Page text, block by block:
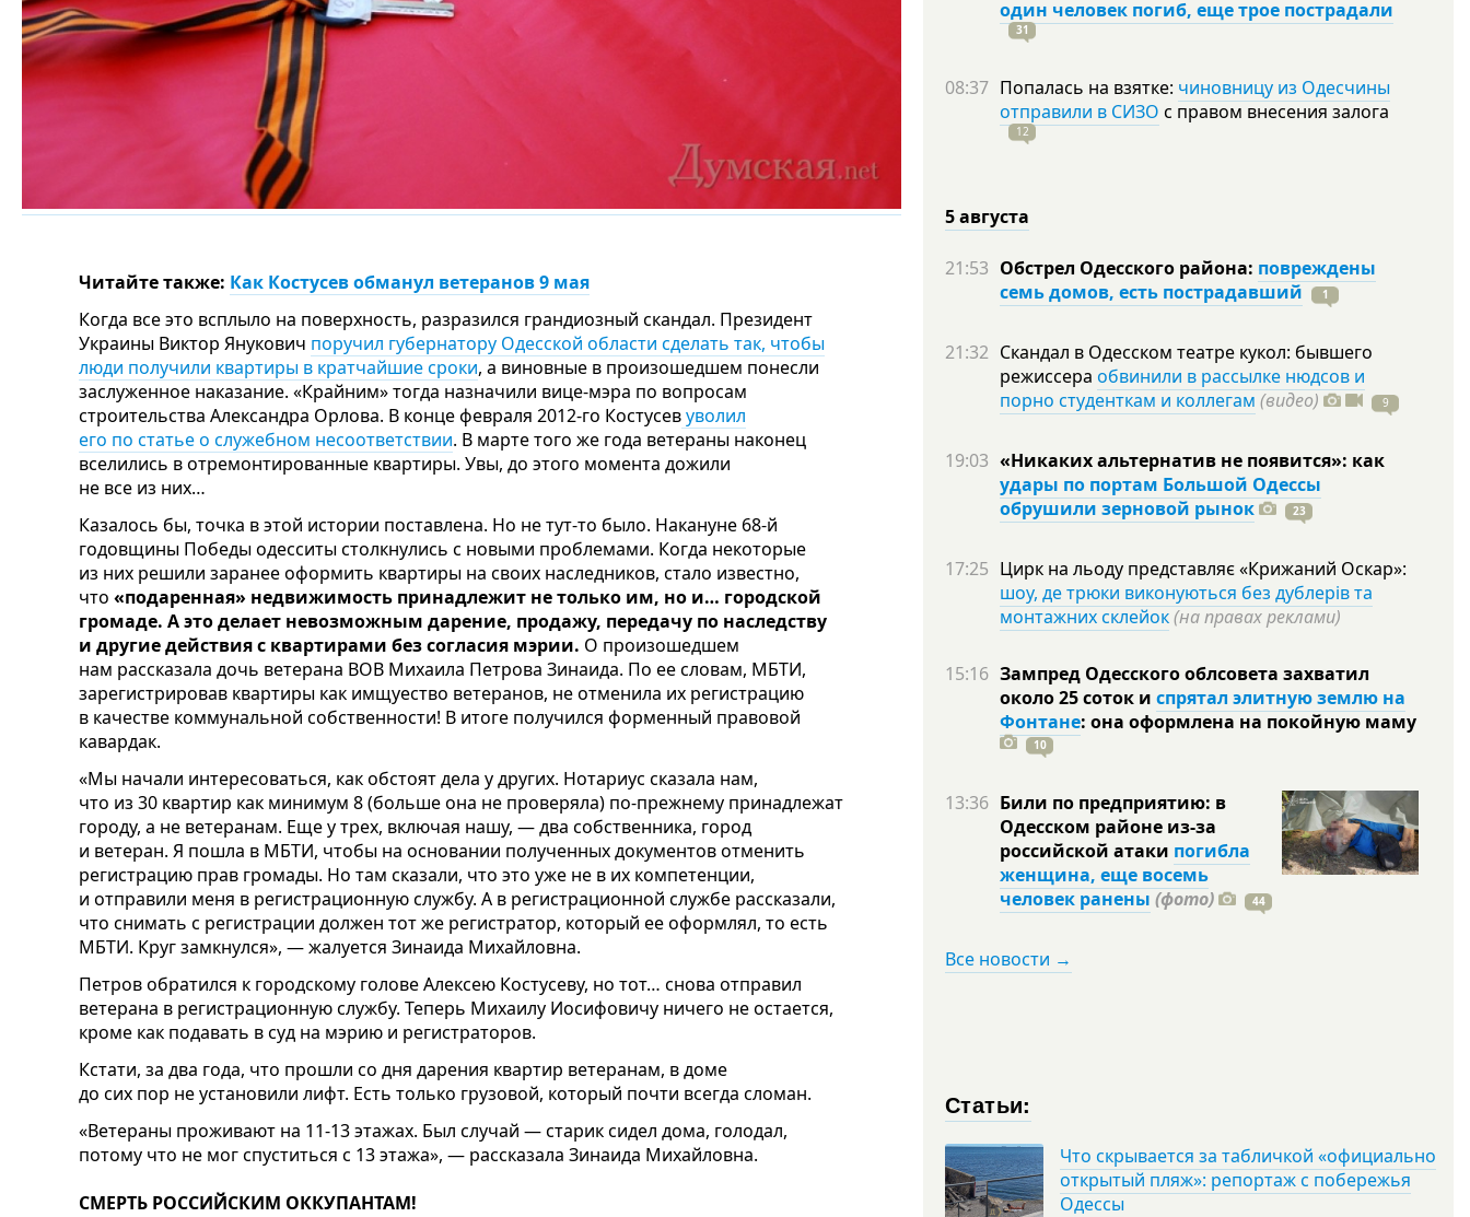
Читайте также: Как Костусев обманул ветеранов 9 мая
Когда все это всплыло на поверхность, разразился грандиозный скандал. Президент
Украины Виктор Янукович поручил губернатору Одесской области сделать так, чтобы
люди получили квартиры в кратчайшие сроки, а виновные в произошедшем понесли
заслуженное наказание. «Крайним» тогда назначили вице-мэра по вопросам
строительства Александра Орлова. В конце февраля 2012-го Костусевуволил
его по статье о служебном несоответствии. В марте того же года ветераны наконец
вселились в отремонтированные квартиры. Увы, до этого момента дожили
не все из них…
Казалось бы, точка в этой истории поставлена. Но не тут-то было. Накануне 68-й
годовщины Победы одесситы столкнулись с новыми проблемами. Когда некоторые
из них решили заранее оформить квартиры на своих наследников, стало известно,
что «подаренная» недвижимость принадлежит не только им, но и… городской
громаде. А это делает невозможным дарение, продажу, передачу по наследству
и другие действия с квартирами без согласия мэрии. О произошедшем
нам рассказала дочь ветерана ВОВ Михаила Петрова Зинаида. По ее словам, МБТИ,
зарегистрировав квартиры как имщуество ветеранов, не отменила их регистрацию
в качестве коммунальной собственности! В итоге получился форменный правовой
кавардак.
«Мы начали интересоваться, как обстоят дела у других. Нотариус сказала нам,
что из 30 квартир как минимум 8 (больше она не проверяла) по-прежнему принадлежат
городу, а не ветеранам. Еще у трех, включая нашу, — два собственника, город
и ветеран. Я пошла в МБТИ, чтобы на основании полученных документов отменить
регистрацию прав громады. Но там сказали, что это уже не в их компетенции,
и отправили меня в регистрационную службу. А в регистрационной службе рассказали,
что снимать с регистрации должен тот же регистратор, который ее оформлял, то есть
МБТИ. Круг замкнулся», — жалуется Зинаида Михайловна.
Петров обратился к городскому голове Алексею Костусеву, но тот… снова отправил
ветерана в регистрационную службу. Теперь Михаилу Иосифовичу ничего не остается,
кроме как подавать в суд на мэрию и регистраторов.
Кстати, за два года, что прошли со дня дарения квартир ветеранам, в доме
до сих пор не установили лифт. Есть только грузовой, который почти всегда сломан.
«Ветераны проживают на 11-13 этажах. Был случай — старик сидел дома, голодал,
потому что не мог спуститься с 13 этажа», — рассказала Зинаида Михайловна.
СМЕРТЬ РОССИЙСКИМ ОККУПАНТАМ!
один человек погиб, еще трое пострадали
31
08:37 Попалась на взятке: чиновницу из Одесчины
отправили в СИЗО с правом внесения залога
12
5 августа
21:53 Обстрел Одесского района: повреждены
семь домов, есть пострадавший
1
21:32 Скандал в Одесском театре кукол: бывшего
режиссера обвинили в рассылке нюдсов и
порно студенткам и коллегам (видео) 9
19:03 «Никаких альтернатив не появится»: как
удары по портам Большой Одессы
обрушили зерновой рынок
23
17:25 Цирк на льоду представляє «Крижаний Оскар»:
шоу, де трюки виконуються без дублерів та
монтажних склейок(на правах реклами)
15:16 Зампред Одесского облсовета захватил
около 25 соток и спрятал элитную землю на
Фонтане: она оформлена на покойную маму
10
13:36 Били по предприятию: в
Одесском районе из-за
российской атаки погибла
женщина, еще восемь
человек ранены (фото) 44
Все новости →
Статьи:
Что скрывается за табличкой «официально
открытый пляж»: репортаж с побережья
Одессы